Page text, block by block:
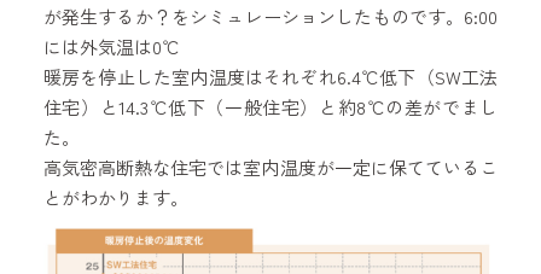
が発生するか？をシミュレーションしたものです。6:00
には外気温は0℃
暖房を停止した室内温度はそれぞれ6.4℃低下（SW工法
住宅）と14.3℃低下（一般住宅）と約8℃の差がでまし
た。
高気密高断熱な住宅では室内温度が一定に保てているこ
とがわかります。